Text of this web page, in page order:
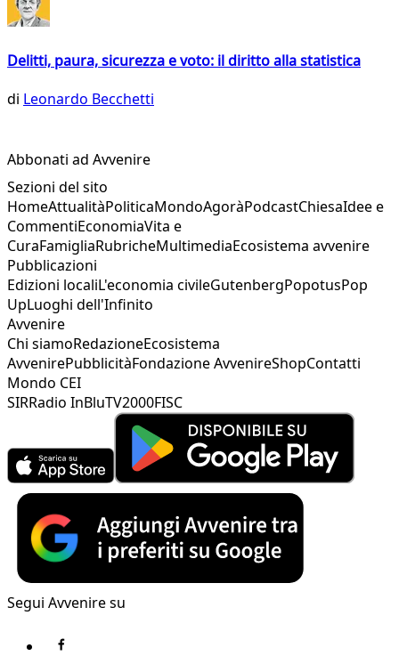
Delitti, paura, sicurezza e voto: il diritto alla statistica
di Leonardo Becchetti
Abbonati ad Avvenire
Sezioni del sito
HomeAttualitàPoliticaMondoAgoràPodcastChiesaIdee e
CommentiEconomiaVita e
CuraFamigliaRubricheMultimediaEcosistema avvenire
Pubblicazioni
Edizioni localiL'economia civileGutenbergPopotusPop
UpLuoghi dell'Infinito
Avvenire
Chi siamoRedazioneEcosistema
AvvenirePubblicitàFondazione AvvenireShopContatti
Mondo CEI
SIRRadio InBluTV2000FISC
Segui Avvenire su